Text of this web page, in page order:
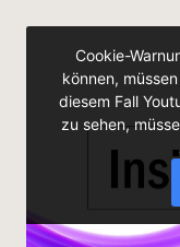
Research
Events
Publications
Press